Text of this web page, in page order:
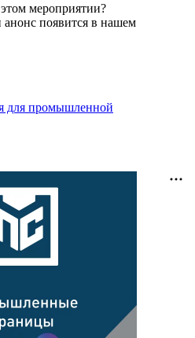
мероприятии?
анонс появится в нашем
для промышленной